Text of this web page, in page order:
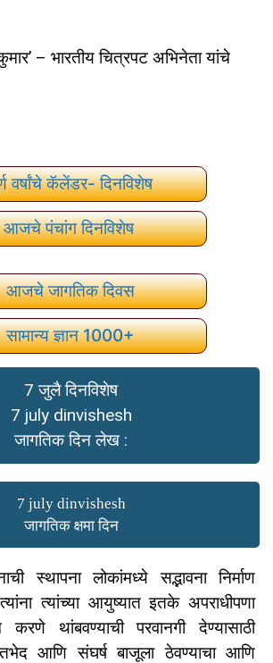
– भारतीय चित्रपट अभिनेता यांचे
वर्षांचे कॅलेंडर- दिनविशेष
आजचे पंचांग दिनविशेष
आजचे जागतिक दिवस
सामान्य ज्ञान 1000+
7 जुलै दिनविशेष
7 july dinvishesh
जागतिक दिन लेख :
7 july dinvishesh
जागतिक क्षमा दिन
स्थापना लोकांमध्ये सद्भावना निर्माण
त्यांच्या आयुष्यात इतके अपराधीपणा
थांबवण्याची परवानगी देण्यासाठी
आणि संघर्ष बाजूला ठेवण्याचा आणि